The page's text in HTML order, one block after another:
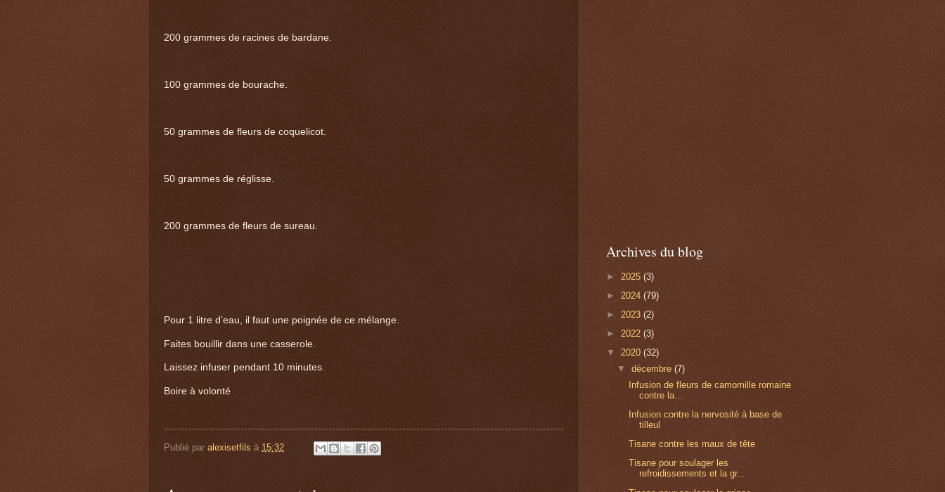
200 grammes de racines de bardane.
100 grammes de bourache.
50 grammes de fleurs de coquelicot.
50 grammes de réglisse.
200 grammes de fleurs de sureau.
Pour 1 litre d’eau, il faut une poignée de ce mélange.
Faites bouillir dans une casserole.
Laissez infuser pendant 10 minutes.
Boire à volonté
Publié par alexisetfils à 15:32
Archives du blog
► 2025 (3)
► 2024 (79)
► 2023 (2)
► 2022 (3)
▼ 2020 (32)
▼décembre(7)
Infusion de fleurs de camomille romaine
contre la...
Infusion contre la nervosité à base de
tilleul
Tisane contre les maux de tête
Tisane pour soulager les
refroidissements et la gr...